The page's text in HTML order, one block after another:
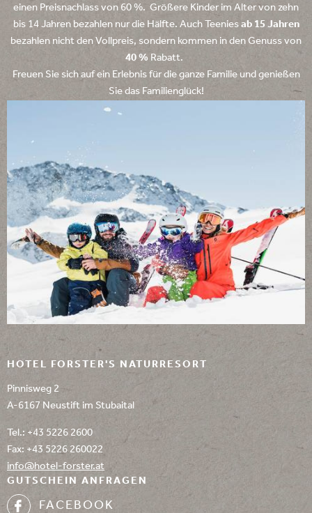
einen Preisnachlass von 60 %. Größere Kinder im Alter von zehn
bis 14 Jahren bezahlen nur die Hälfte. Auch Teenies ab 15 Jahren
bezahlen nicht den Vollpreis, sondern kommen in den Genuss von
40 % Rabatt.
Freuen Sie sich auf ein Erlebnis für die ganze Familie und genießen
Sie das Familienglück!
HOTEL FORSTER'S NATURRESORT
Pinnisweg 2
A-6167 Neustift im Stubaital
Tel.: +43 5226 2600
Fax: +43 5226 260022
info@hotel-forster.at
GUTSCHEIN ANFRAGEN
FACEBOOK